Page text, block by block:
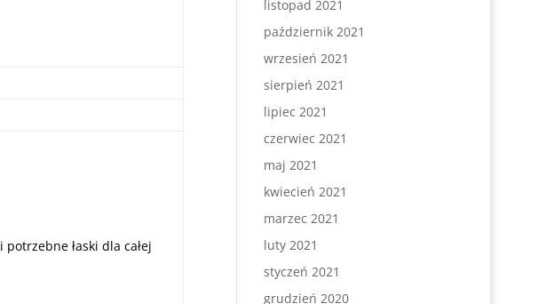
i potrzebne łaski dla całej
listopad 2021
październik 2021
wrzesień 2021
sierpień 2021
lipiec 2021
czerwiec 2021
maj 2021
kwiecień 2021
marzec 2021
luty 2021
styczeń 2021
grudzień 2020